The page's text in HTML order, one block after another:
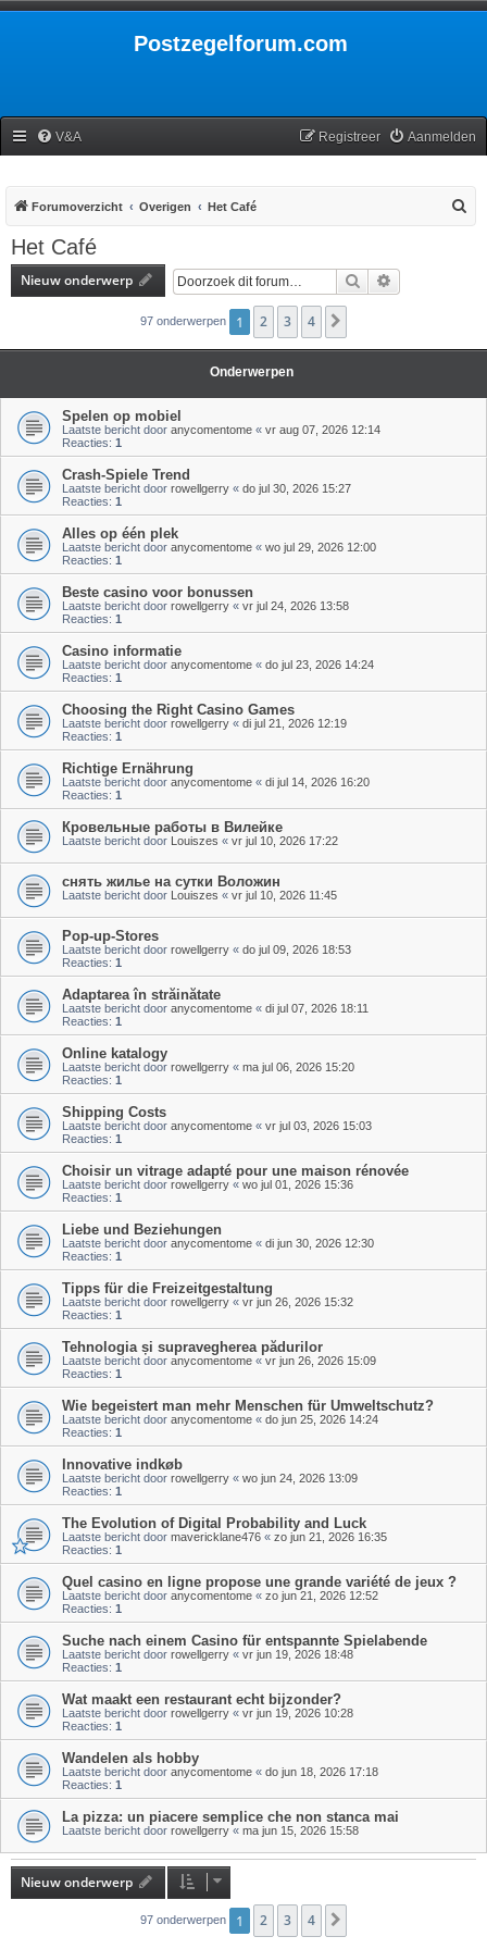
Postzegelforum.com
V&A Aanmelden
Registreer
Forumoverzicht Overigen Het Café
Het Café
Nieuw onderwerp Zoek
97 onderwerpen 1 2 3 4
Onderwerpen
Spelen op mobiel
Laatste bericht door anycomentome « vr aug 07, 2026 12:14
Reacties: 1
Crash-Spiele Trend
Laatste bericht door rowellgerry « do jul 30, 2026 15:27
Reacties: 1
Alles op één plek
Laatste bericht door anycomentome « wo jul 29, 2026 12:00
Reacties: 1
Beste casino voor bonussen
Laatste bericht door rowellgerry « vr jul 24, 2026 13:58
Reacties: 1
Casino informatie
Laatste bericht door anycomentome « do jul 23, 2026 14:24
Reacties: 1
Choosing the Right Casino Games
Laatste bericht door rowellgerry « di jul 21, 2026 12:19
Reacties: 1
Richtige Ernährung
Laatste bericht door anycomentome « di jul 14, 2026 16:20
Reacties: 1
Кровельные работы в Вилейке
Laatste bericht door Louiszes « vr jul 10, 2026 17:22
снять жилье на сутки Воложин
Laatste bericht door Louiszes « vr jul 10, 2026 11:45
Pop-up-Stores
Laatste bericht door rowellgerry « do jul 09, 2026 18:53
Reacties: 1
Adaptarea în străinătate
Laatste bericht door anycomentome « di jul 07, 2026 18:11
Reacties: 1
Online katalogy
Laatste bericht door rowellgerry « ma jul 06, 2026 15:20
Reacties: 1
Shipping Costs
Laatste bericht door anycomentome « vr jul 03, 2026 15:03
Reacties: 1
Choisir un vitrage adapté pour une maison rénovée
Laatste bericht door rowellgerry « wo jul 01, 2026 15:36
Reacties: 1
Liebe und Beziehungen
Laatste bericht door anycomentome « di jun 30, 2026 12:30
Reacties: 1
Tipps für die Freizeitgestaltung
Laatste bericht door rowellgerry « vr jun 26, 2026 15:32
Reacties: 1
Tehnologia și supravegherea pădurilor
Laatste bericht door anycomentome « vr jun 26, 2026 15:09
Reacties: 1
Wie begeistert man mehr Menschen für Umweltschutz?
Laatste bericht door anycomentome « do jun 25, 2026 14:24
Reacties: 1
Innovative indkøb
Laatste bericht door rowellgerry « wo jun 24, 2026 13:09
Reacties: 1
The Evolution of Digital Probability and Luck
Laatste bericht door mavericklane476 « zo jun 21, 2026 16:35
Reacties: 1
Quel casino en ligne propose une grande variété de jeux ?
Laatste bericht door anycomentome « zo jun 21, 2026 12:52
Reacties: 1
Suche nach einem Casino für entspannte Spielabende
Laatste bericht door rowellgerry « vr jun 19, 2026 18:48
Reacties: 1
Wat maakt een restaurant echt bijzonder?
Laatste bericht door rowellgerry « vr jun 19, 2026 10:28
Reacties: 1
Wandelen als hobby
Laatste bericht door anycomentome « do jun 18, 2026 17:18
Reacties: 1
La pizza: un piacere semplice che non stanca mai
Laatste bericht door rowellgerry « ma jun 15, 2026 15:58
Nieuw onderwerp
97 onderwerpen 1 2 3 4